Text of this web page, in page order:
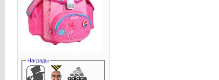
Награды